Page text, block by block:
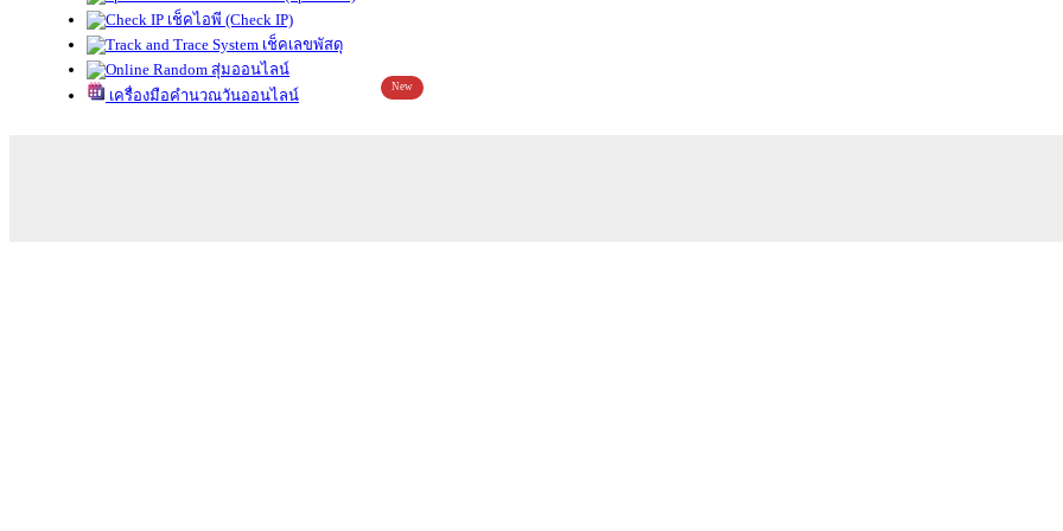
เช็คไอพี (Check IP)
เช็คเลขพัสดุ
สุ่มออนไลน์
เครื่องมือคำนวณวันออนไลน์
New